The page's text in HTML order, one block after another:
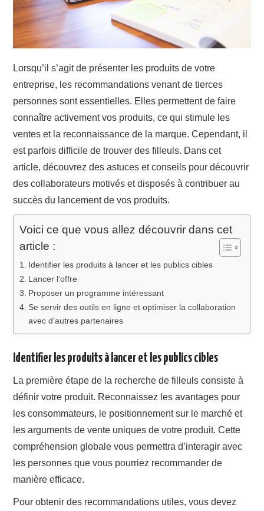
Lorsqu’il s’agit de présenter les produits de votre
entreprise, les recommandations venant de tierces
personnes sont essentielles. Elles permettent de faire
connaître activement vos produits, ce qui stimule les
ventes et la reconnaissance de la marque. Cependant, il
est parfois difficile de trouver des filleuls. Dans cet
article, découvrez des astuces et conseils pour découvrir
des collaborateurs motivés et disposés à contribuer au
succès du lancement de vos produits.
Voici ce que vous allez découvrir dans cet
article :
Identifier les produits à lancer et les publics cibles
Lancer l’offre
Proposer un programme intéressant
Se servir des outils en ligne et optimiser la collaboration
avec d’autres partenaires
Identifier les produits à lancer et les publics cibles
La première étape de la recherche de filleuls consiste à
définir votre produit. Reconnaissez les avantages pour
les consommateurs, le positionnement sur le marché et
les arguments de vente uniques de votre produit. Cette
compréhension globale vous permettra d’interagir avec
les personnes que vous pourriez recommander de
manière efficace.
Pour obtenir des recommandations utiles, vous devez